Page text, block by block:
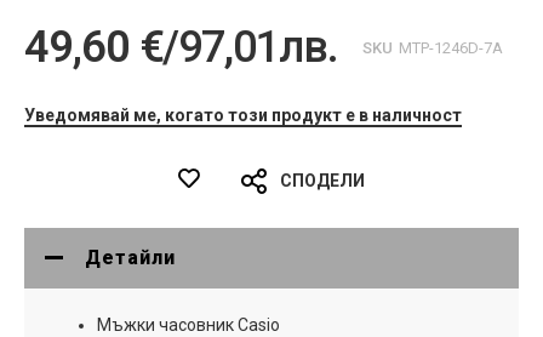
49,60 €/97,01лв. SKU MTP-1246D-7A
Уведомявай ме, когато този продукт е в наличност
СПОДЕЛИ
Детайли
Мъжки часовник Casio